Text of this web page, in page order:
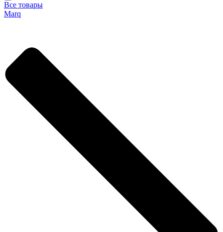
Все товары
Marq